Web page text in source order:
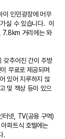
이 인민광장에 머무
실 수 있습니다.  이
7.8km 거리에는 와
갖추어진 간이 주방
무료로 제공되며
있어 지루하지 않
및 책상 등이 있으
터넷, TV(공용 구역)
파트식 호텔에는
.